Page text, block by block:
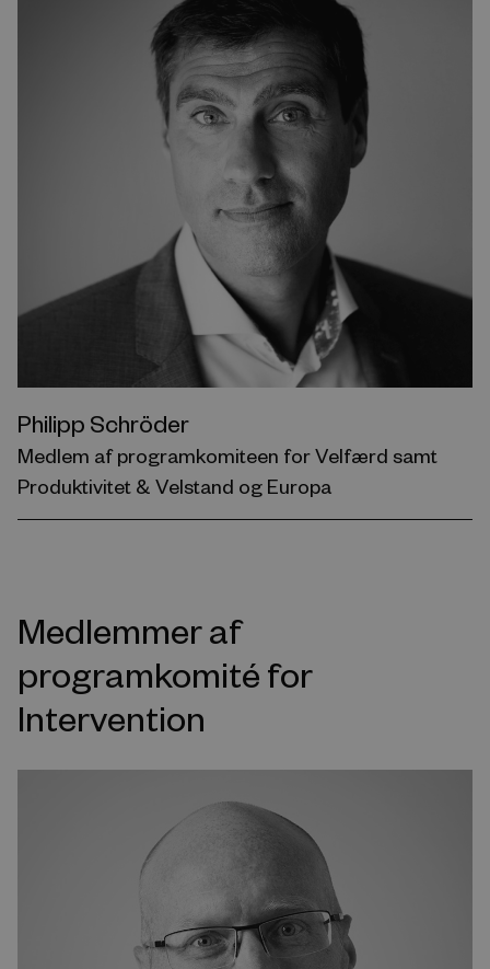
Philipp Schröder
Medlem af programkomiteen for Velfærd samt
Produktivitet & Velstand og Europa
Medlemmer af
programkomité for
Intervention